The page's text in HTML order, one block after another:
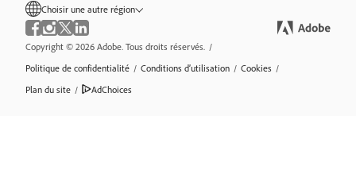
Choisir une autre région
Copyright © 2026 Adobe. Tous droits réservés. /
Politique de confidentialité / Conditions d’utilisation / Cookies /
Plan du site / AdChoices